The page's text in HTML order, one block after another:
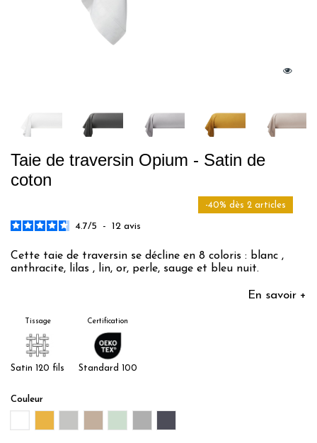
Taie de traversin Opium - Satin de
coton
-40% dès 2 articles
4.7/5 - 12 avis
Cette taie de traversin se décline en 8 coloris : blanc ,
anthracite, lilas , lin, or, perle, sauge et bleu nuit.
En savoir +
Tissage
Satin 120 fils
Certification
Standard 100
Couleur